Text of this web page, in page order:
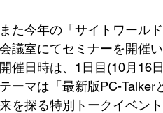
また今年の「サイトワール
会議室にてセミナーを開催い
開催日時は、1日目(10月16
テーマは「最新版PC-Talker
来を探る特別トークイベン